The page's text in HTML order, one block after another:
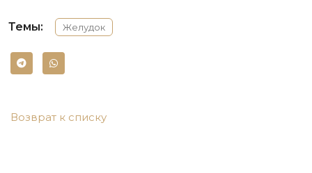
Темы: Желудок
Возврат к списку